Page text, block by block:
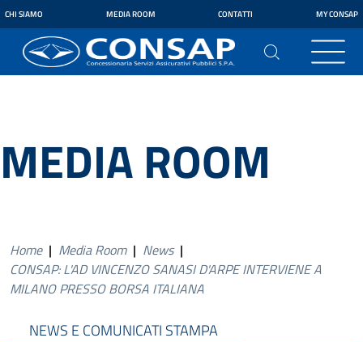
CHI SIAMO MEDIA ROOM CONTATTI MY CONSAP
MEDIA ROOM
Home | Media Room | News |
CONSAP: L'AD VINCENZO SANASI D'ARPE INTERVIENE A
MILANO PRESSO BORSA ITALIANA
NEWS E COMUNICATI STAMPA